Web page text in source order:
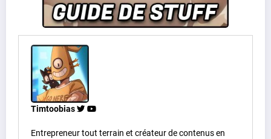
Timtoobias
Entrepreneur tout terrain et créateur de contenus en